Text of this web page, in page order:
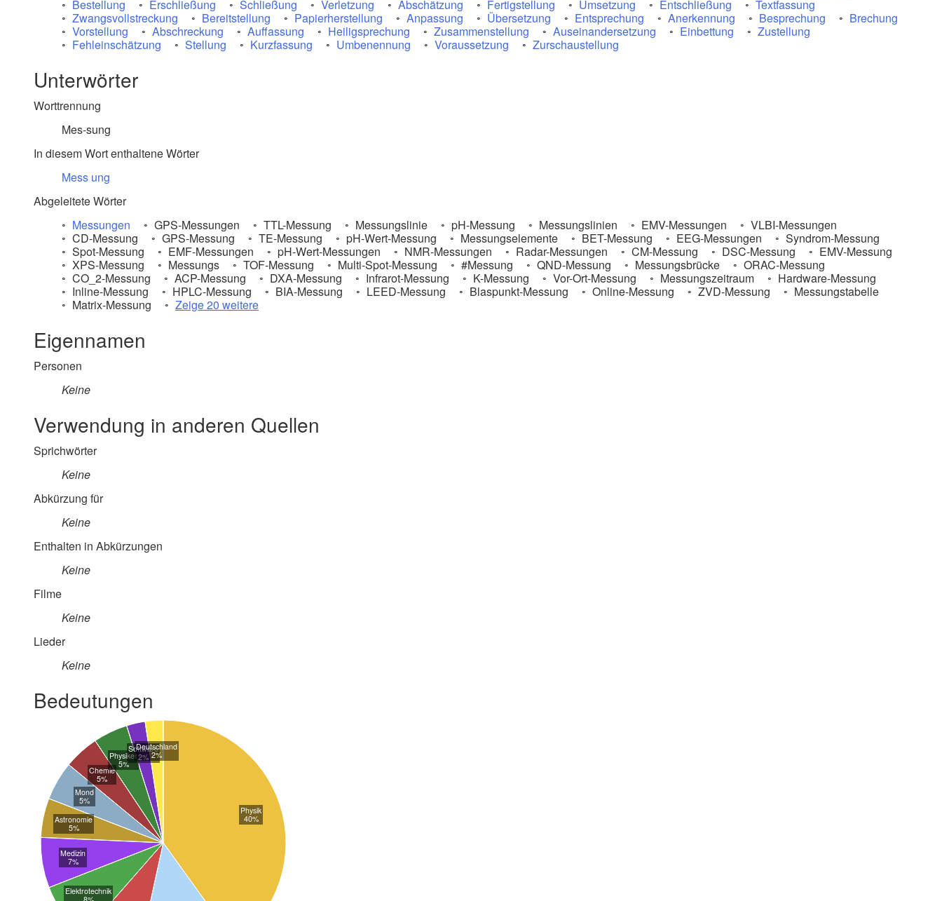
Bestellung
Erschließung Schließung Verletzung Abschätzung Fertigstellung Umsetzung Entschließung
Textfassung
Zwangsvollstreckung
Bereitstellung Papierherstellung Anpassung Übersetzung Entsprechung Anerkennung Besprechung
Brechung
Vorstellung
Abschreckung Auffassung Heiligsprechung Zusammenstellung Auseinandersetzung Einbettung
Zustellung
Fehleinschätzung
Stellung Kurzfassung Umbenennung Voraussetzung Zurschaustellung
Unterwörter
Worttrennung
Mes-sung
In diesem Wort enthaltene Wörter
Mess ung
Abgeleitete Wörter
Messungen
GPS-Messungen TTL-Messung Messungslinie pH-Messung Messungslinien EMV-Messungen
VLBI-Messungen
CD-Messung
GPS-Messung TE-Messung pH-Wert-Messung Messungselemente BET-Messung EEG-Messungen
Syndrom-Messung
Spot-Messung
EMF-Messungen pH-Wert-Messungen NMR-Messungen Radar-Messungen CM-Messung DSC-Messung
EMV-Messung
XPS-Messung
Messungs TOF-Messung Multi-Spot-Messung #Messung QND-Messung Messungsbrücke
ORAC-Messung
CO_2-Messung
ACP-Messung DXA-Messung Infrarot-Messung K-Messung Vor-Ort-Messung Messungszeitraum
Hardware-Messung
Inline-Messung
HPLC-Messung BIA-Messung LEED-Messung Blaspunkt-Messung Online-Messung ZVD-Messung
Messungstabelle
Matrix-Messung
Zeige 20 weitere
Eigennamen
Personen
Keine
Verwendung in anderen Quellen
Sprichwörter
Keine
Abkürzung für
Keine
Enthalten in Abkürzungen
Keine
Filme
Keine
Lieder
Keine
Bedeutungen
Physik
40%
Elektrotechnik
Medizin
7%
Astronomie
5%
Mond
5%
Chemie
5%
Physiker
5%
Software
2%
Deutschland
2%